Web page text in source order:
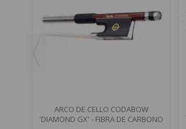
ARCO DE CELLO CODABOW
'DIAMOND GX' - FIBRA DE CARBONO